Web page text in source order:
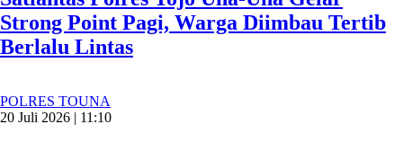
Strong Point Pagi, Warga Diimbau Tertib
Berlalu Lintas
POLRES TOUNA
20 Juli 2026 | 11:10